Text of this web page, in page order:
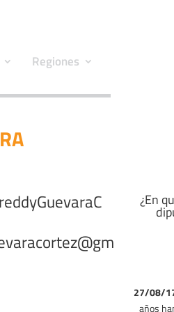
Regiones
¿En
27/08/
años